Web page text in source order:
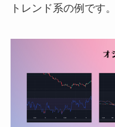
トレンド系の例です。